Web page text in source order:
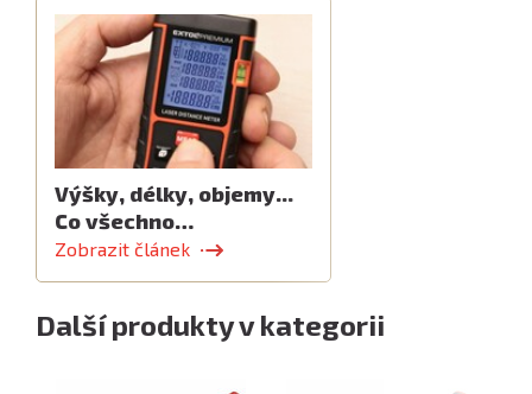
Výšky, délky, objemy...
Co všechno…
Zobrazit článek
Další produkty v kategorii